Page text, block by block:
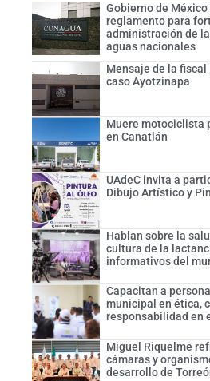
Gobierno de
reglamento para
administración de
aguas nacionales
Mensaje de la fiscal
caso Ayotzinapa
Muere motociclista
en Canatlán
UAdeC invita a
Dibujo Artístico y
Hablan sobre la
cultura de la
informativos del
Capacitan a
municipal en ética,
responsabilidad en
Miguel Riquelme
cámaras y
desarrollo de